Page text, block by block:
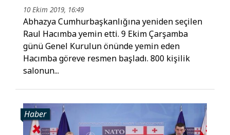
10 Ekim 2019, 16:49
Abhazya Cumhurbaşkanlığına yeniden seçilen
Raul Hacımba yemin etti. 9 Ekim Çarşamba
günü Genel Kurulun önünde yemin eden
Hacımba göreve resmen başladı. 800 kişilik
salonun...
Haber